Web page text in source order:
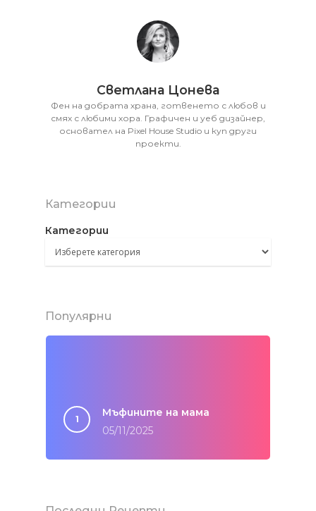
Светлана Цонева
Фен на добрата храна, готвенето с любов и
смях с любими хора. Графичен и уеб дизайнер,
основател на Pixel House Studio и куп други
проекти.
Категории
Категории
Популярни
Мъфините на мама
05/11/2025